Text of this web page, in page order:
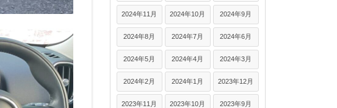
2024年11月 2024年10月 2024年9月
2024年8月 2024年7月 2024年6月
2024年5月 2024年4月 2024年3月
2024年2月 2024年1月 2023年12月
2023年11月 2023年10月 2023年9月